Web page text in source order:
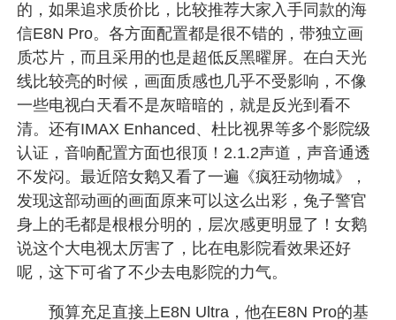
的，如果追求质价比，比较推荐大家入手同款的海
信E8N Pro。各方面配置都是很不错的，带独立画
质芯片，而且采用的也是超低反黑曜屏。在白天光
线比较亮的时候，画面质感也几乎不受影响，不像
一些电视白天看不是灰暗暗的，就是反光到看不
清。还有IMAX Enhanced、杜比视界等多个影院级
认证，音响配置方面也很顶！2.1.2声道，声音通透
不发闷。最近陪女鹅又看了一遍《疯狂动物城》，
发现这部动画的画面原来可以这么出彩，兔子警官
身上的毛都是根根分明的，层次感更明显了！女鹅
说这个大电视太厉害了，比在电影院看效果还好
呢，这下可省了不少去电影院的力气。
预算充足直接上E8N Ultra，他在E8N Pro的基